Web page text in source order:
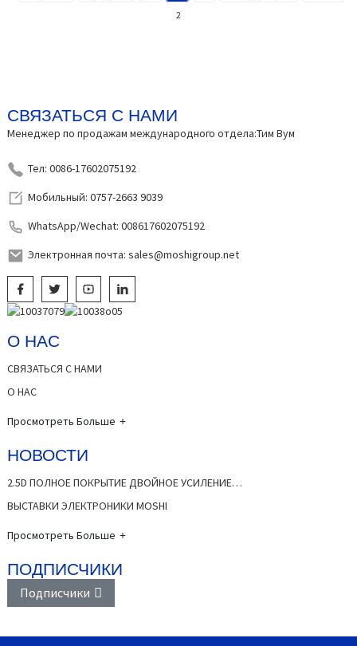
2
СВЯЗАТЬСЯ С НАМИ
Менеджер по продажам международного отдела:Тим Вум
Тел: 0086-17602075192
Мобильный: 0757-2663 9039
WhatsApp/Wechat: 008617602075192
Электронная почта: sales@moshigroup.net
О НАС
СВЯЗАТЬСЯ С НАМИ
О НАС
Просмотреть Больше
НОВОСТИ
2.5D ПОЛНОЕ ПОКРЫТИЕ ДВОЙНОЕ УСИЛЕНИЕ…
ВЫСТАВКИ ЭЛЕКТРОНИКИ MOSHI
Просмотреть Больше
ПОДПИСЧИКИ
Подписчики